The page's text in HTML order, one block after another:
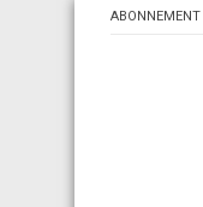
ABONNEMENT